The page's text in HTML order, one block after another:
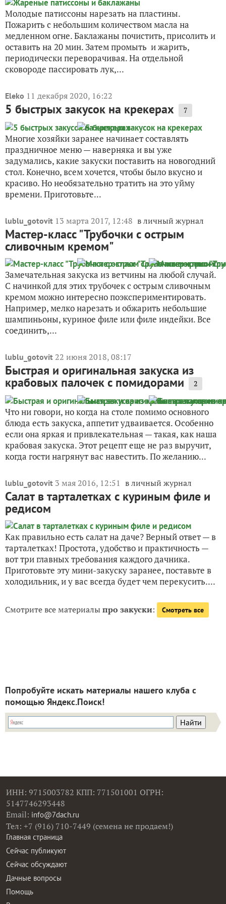
Молодые патиссоны нарезать на пластины.
Пожарить с небольшим количеством масла на
медленном огне. Баклажаны почистить, присолить и
оставить на 20 мин. Затем промыть и жарить,
периодически переворачивая. На отдельной
сковороде пассировать лук,...
Eleko 11 декабря 2020, 16:22
5 быстрых закусок на крекерах 7
Многие хозяйки заранее начинает составлять
праздничное меню — наверняка и вы уже
задумались, какие закуски поставить на новогодний
стол. Конечно, всем хочется, чтобы было вкусно и
красиво. Но необязательно тратить на это уйму
времени. Приготовьте...
lublu_gotovit 13 марта 2017, 12:48 в личный журнал
Мастер-класс "Трубочки с острым
сливочным кремом"
Замечательная закуска из ветчины на любой случай.
С начинкой для этих трубочек с острым сливочным
кремом можно интересно поэкспериментировать.
Например, мелко нарезать и обжарить небольшие
шампиньоны, куриное филе или филе индейки. Все
соединить,...
lublu_gotovit 22 июня 2018, 08:17
Быстрая и оригинальная закуска из
крабовых палочек с помидорами 2
Что ни говори, но когда на столе помимо основного
блюда есть закуска, аппетит удваивается. Особенно
если она яркая и привлекательная — такая, как наша
крабовая закуска. Этот рецепт еще не раз выручит,
когда гости нагрянут вас навестить. По желанию...
lublu_gotovit 3 мая 2016, 12:51 в личный журнал
Салат в тарталетках с куриным филе и
редисом
Как правильно есть салат на даче? Верный ответ — в
тарталетках! Простота, удобство и практичность —
вот три главных требования каждого дачника.
Приготовьте эту мини-закуску заранее, поставьте в
холодильник, и у вас всегда будет чем перекусить....
Смотрите все материалыпро закуски: Смотреть все
Попробуйте искать материалы нашего клуба с
помощью Яндекс.Поиск!
ИНН: 9715003782 КПП: 771501001 ОГРН:
5147746293448
Email: info@7dach.ru
Тел: +7 (916) 710-7449 (семена не продаем!)
Главная страница
Сейчас публикуют
Сейчас обсуждают
Дачные вопросы
Помощь